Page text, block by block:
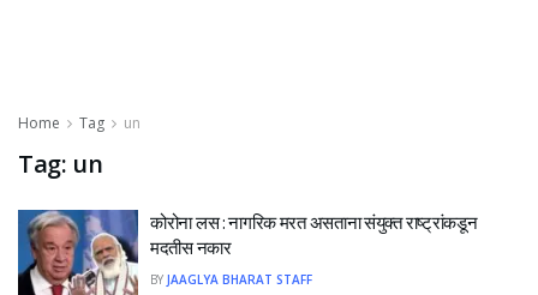
Home Tag un
Tag: un
कोरोना लस : नागरिक मरत असताना संयुक्त राष्ट्रांकडून
मदतीस नकार
BY JAAGLYA BHARAT STAFF